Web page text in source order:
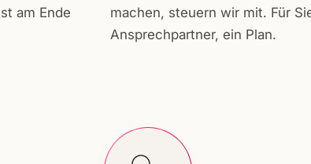
am Ende
machen, steuern wir mit. Für
Ansprechpartner, ein Plan.